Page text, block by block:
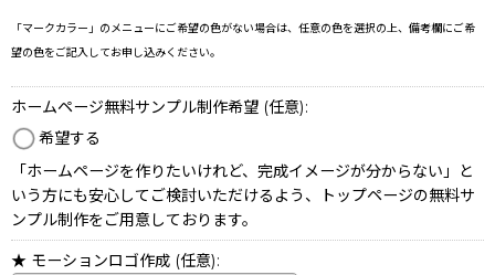
「マークカラー」のメニューにご希望の色がない場合は、任意の色を選択の上、備考欄にご希
望の色をご記入してお申し込みください。
ホームページ無料サンプル制作希望 (任意):
希望する
「ホームページを作りたいけれど、完成イメージが分からない」と
いう方にも安心してご検討いただけるよう、トップページの無料サ
ンプル制作をご用意しております。
★ モーションロゴ作成 (任意):